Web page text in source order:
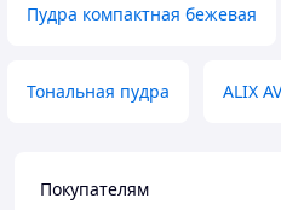
Пудра компактная бежевая
Тональная пудра ALIX
Покупателям